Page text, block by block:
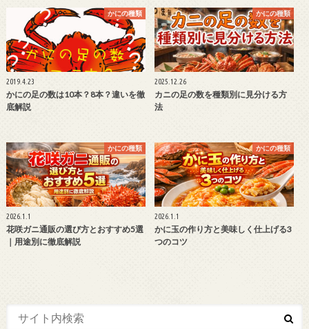
かにの種類
2019.4.23
かにの足の数は10本？8本？違いを徹
底解説
かにの種類
2025.12.26
カニの足の数を種類別に見分ける方
法
かにの種類
2026.1.1
花咲ガニ通販の選び方とおすすめ5選
｜用途別に徹底解説
かにの種類
2026.1.1
かに玉の作り方と美味しく仕上げる3
つのコツ